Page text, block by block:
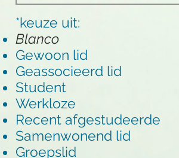
*keuze uit:
Blanco
Gewoon lid
Geassocieerd lid
Student
Werkloze
Recent afgestudeerde
Samenwonend lid
Groepslid